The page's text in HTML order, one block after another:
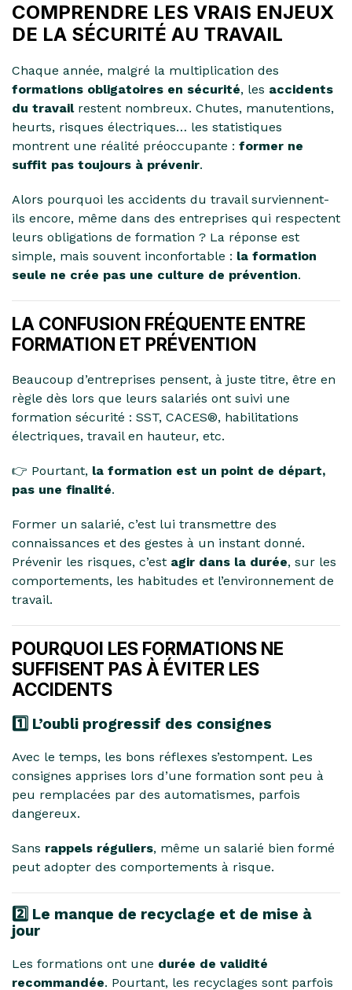
COMPRENDRE LES VRAIS ENJEUX
DE LA SÉCURITÉ AU TRAVAIL
Chaque année, malgré la multiplication des
formations obligatoires en sécurité, les accidents
du travailrestent nombreux. Chutes, manutentions,
heurts, risques électriques… les statistiques
montrent une réalité préoccupante : former ne
suffit pas toujours à prévenir.
Alors pourquoi les accidents du travail surviennent-
ils encore, même dans des entreprises qui respectent
leurs obligations de formation ? La réponse est
simple, mais souvent inconfortable : la formation
seule ne crée pas une culture de prévention.
LA CONFUSION FRÉQUENTE ENTRE
FORMATION ET PRÉVENTION
Beaucoup d’entreprises pensent, à juste titre, être en
règle dès lors que leurs salariés ont suivi une
formation sécurité : SST, CACES®, habilitations
électriques, travail en hauteur, etc.
👉 Pourtant, la formation est un point de départ,
pas une finalité.
Former un salarié, c’est lui transmettre des
connaissances et des gestes à un instant donné.
Prévenir les risques, c’est agir dans la durée, sur les
comportements, les habitudes et l’environnement de
travail.
POURQUOI LES FORMATIONS NE
SUFFISENT PAS À ÉVITER LES
ACCIDENTS
1️⃣ L’oubli progressif des consignes
Avec le temps, les bons réflexes s’estompent. Les
consignes apprises lors d’une formation sont peu à
peu remplacées par des automatismes, parfois
dangereux.
Sans rappels réguliers, même un salarié bien formé
peut adopter des comportements à risque.
2️⃣ Le manque de recyclage et de mise à
jour
Les formations ont une durée de validité
recommandée. Pourtant, les recyclages sont parfois